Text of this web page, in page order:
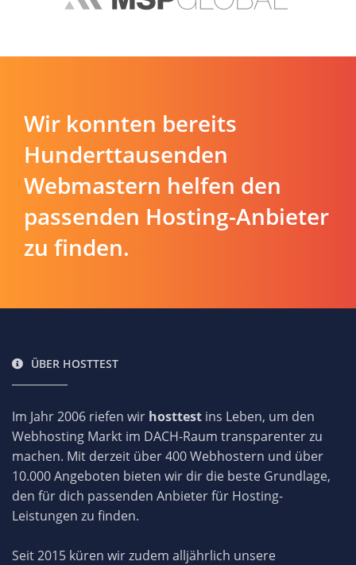
Wir konnten bereits
Hunderttausenden
Webmastern helfen den
passenden Hosting-Anbieter
zu finden.
ÜBER HOSTTEST
Im Jahr 2006 riefen wir hosttest ins Leben, um den
Webhosting Markt im DACH-Raum transparenter zu
machen. Mit derzeit über 400 Webhostern und über
10.000 Angeboten bieten wir dir die beste Grundlage,
den für dich passenden Anbieter für Hosting-
Leistungen zu finden.
Seit 2015 küren wir zudem alljährlich unsere